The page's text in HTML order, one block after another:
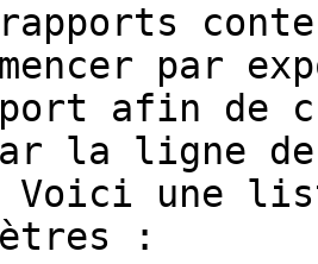
par
afin
la ligne de
Voici une
: